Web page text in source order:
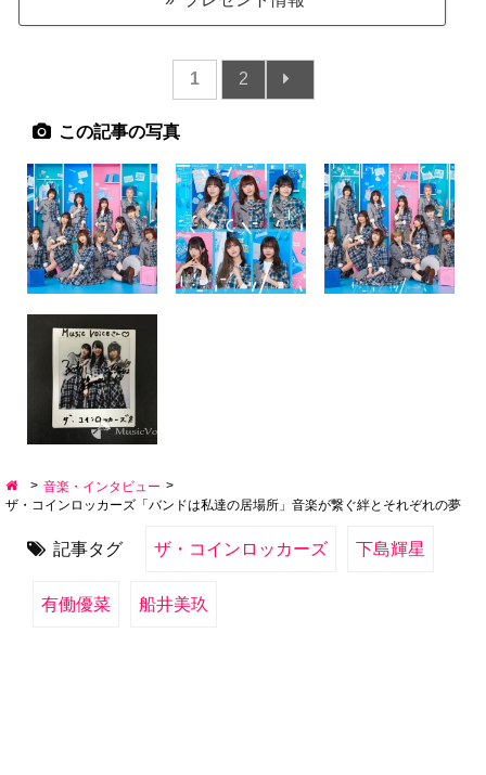
1 2
この記事の写真
> 音楽・インタビュー >
ザ・コインロッカーズ「バンドは私達の居場所」音楽が繋ぐ絆とそれぞれの夢
記事タグ ザ・コインロッカーズ 下島輝星
有働優菜 船井美玖